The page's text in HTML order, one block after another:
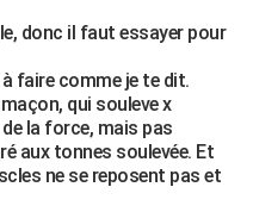
donc il faut essayer pour
faire comme je te dit.
qui souleve x
la force, mais pas
aux tonnes soulevée. Et
ne se reposent pas et